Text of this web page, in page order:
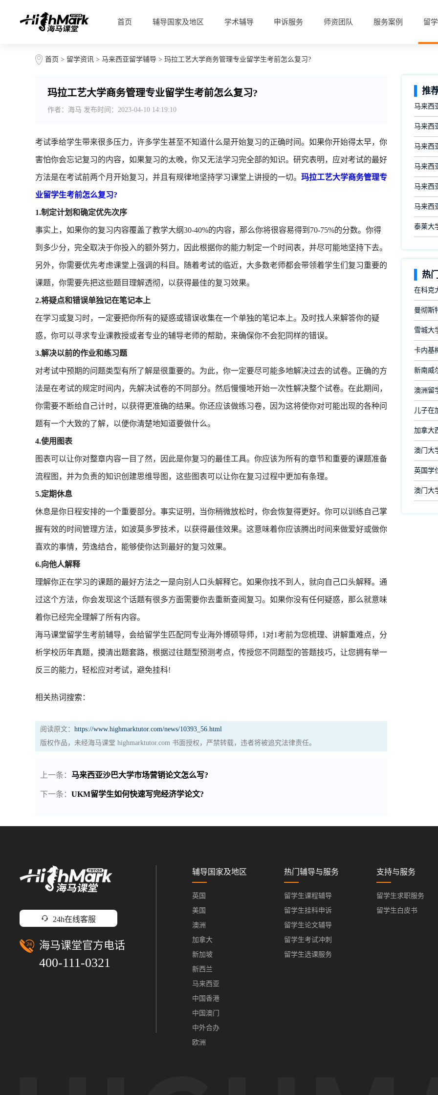
首页 辅导国家及地区 学术辅导 申诉服务 师资团队 服务案例 留
首页 > 留学资讯 > 马来西亚留学辅导 > 玛拉工艺大学商务管理专业留学生考前怎么复习?
玛拉工艺大学商务管理专业留学生考前怎么复习?
作者：海马 发布时间：2023-04-10 14:19:10
考试季给学生带来很多压力，许多学生甚至不知道什么是开始复习的正确时间。如果你开始得太早，你
害怕你会忘记复习的内容，如果复习的太晚，你又无法学习完全部的知识。研究表明，应对考试的最好
方法是在考试前两个月开始复习，并且有规律地坚持学习课堂上讲授的一切。 玛拉工艺大学商务管理专
业留学生考前怎么复习?
1.制定计划和确定优先次序
事实上，如果你的复习内容覆盖了教学大纲30-40%的内容，那么你将很容易得到70-75%的分数。你得
到多少分，完全取决于你投入的额外努力，因此根据你的能力制定一个时间表，并尽可能地坚持下去。
另外，你需要优先考虑课堂上强调的科目。随着考试的临近，大多数老师都会带领着学生们复习重要的
课题，你需要先把这些题目理解透彻，以获得最佳的复习效果。
2.将疑点和错误单独记在笔记本上
在学习或复习时，一定要把你所有的疑惑或错误收集在一个单独的笔记本上。及时找人来解答你的疑
惑，你可以寻求专业课教授或者专业的辅导老师的帮助，来确保你不会犯同样的错误。
3.解决以前的作业和练习题
对考试中预期的问题类型有所了解是很重要的。为此，你一定要尽可能多地解决过去的试卷。正确的方
法是在考试的规定时间内，先解决试卷的不同部分。然后慢慢地开始一次性解决整个试卷。在此期间，
你需要不断给自己计时，以获得更准确的结果。你还应该做练习卷，因为这将使你对可能出现的各种问
题有一个大致的了解，以便你清楚地知道要做什么。
4.使用图表
图表可以让你对整章内容一目了然，因此是你复习的最佳工具。你应该为所有的章节和重要的课题准备
流程图，并为负责的知识创建思维导图，这些图表可以让你在复习过程中更加有条理。
5.定期休息
休息是你日程安排的一个重要部分。事实证明，当你稍微放松时，你会恢复得更好。你可以训练自己掌
握有效的时间管理方法，如波莫多罗技术，以获得最佳效果。这意味着你应该腾出时间来做爱好或做你
喜欢的事情，劳逸结合，能够使你达到最好的复习效果。
6.向他人解释
理解你正在学习的课题的最好方法之一是向别人口头解释它。如果你找不到人，就向自己口头解释。通
过这个方法，你会发现这个话题有很多方面需要你去重新查阅复习。如果你没有任何疑惑，那么就意味
着你已经完全理解了所有内容。
海马课堂留学生考前辅导，会给留学生匹配同专业海外博硕导师，1对1考前为您梳理、讲解重难点，分
析学校历年真题，摸清出题套路，根据过往题型预测考点，传授您不同题型的答题技巧，让您拥有举一
反三的能力，轻松应对考试，避免挂科!
相关热词搜索：
阅读原文： https://www.highmarktutor.com/news/10393_56.html
版权作品，未经海马课堂 highmarktutor.com 书面授权，严禁转载，违者将被追究法律责任。
上一条： 马来西亚沙巴大学市场营销论文怎么写?
下一条： UKM留学生如何快速写完经济学论文?
推
马来西
马来西
马来西
马来西
马来西
马来西
泰莱大
热
在科克
曼彻斯
雪城大
卡内基
新南威
澳洲留
儿子在
加拿大
澳门大
英国学
澳门大
24h在线客服
海马课堂官方电话
400-111-0321
辅导国家及地区
英国
美国
澳洲
加拿大
新加坡
新西兰
马来西亚
中国香港
中国澳门
中外合办
欧洲
热门辅导与服务
留学生课程辅导
留学生挂科申诉
留学生论文辅导
留学生考试冲刺
留学生选课服务
支持与服务
留学生求职服务
留学生白皮书